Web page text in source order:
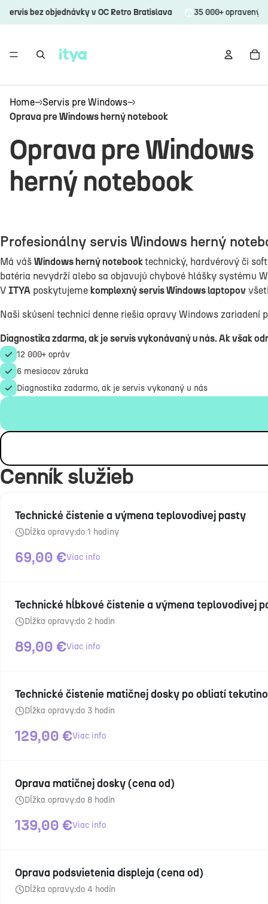
bez objednávky v OC Retro Bratislava 35 000+ opravených
Home→Servis pre Windows→
Oprava pre Windows herný notebook
Oprava pre Windows
herný notebook
Profesionálny servis Windows herný
Má váš Windows herný notebooktechnický, hardvérový či
batéria nevydrží alebo sa objavujú chybové hlášky systému
V ITYA poskytujeme komplexný servis Windows laptopov
Naši skúsení technici denne riešia opravy Windows
Diagnostika zdarma, ak je servis vykonávaný u nás. Ak však
12 000+ opráv
6 mesiacov záruka
Diagnostika zadarmo, ak je servis vykonaný u nás
Cenník služieb
Technické čistenie a výmena teplovodivej pasty
Dĺžka opravy:do 1 hodiny
69,00 €Viac info
Technické hĺbkové čistenie a výmena teplovodivej
Dĺžka opravy:do 2 hodín
89,00 €Viac info
Technické čistenie matičnej dosky po obliatí
Dĺžka opravy:do 3 hodín
129,00 €Viac info
Oprava matičnej dosky (cena od)
Dĺžka opravy:do 8 hodín
139,00 €Viac info
Oprava podsvietenia displeja (cena od)
Dĺžka opravy:do 4 hodín
Otvoriť obrázok na celú obrazovku